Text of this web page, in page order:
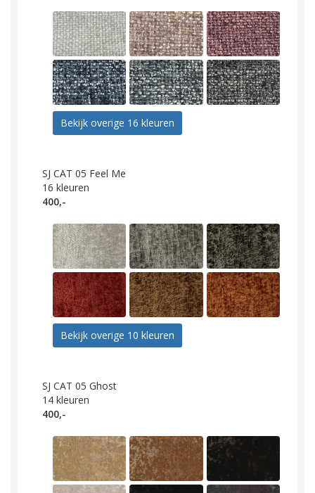
Bekijk overige 16 kleuren
SJ CAT 05 Feel Me
16 kleuren
400,-
Bekijk overige 10 kleuren
SJ CAT 05 Ghost
14 kleuren
400,-